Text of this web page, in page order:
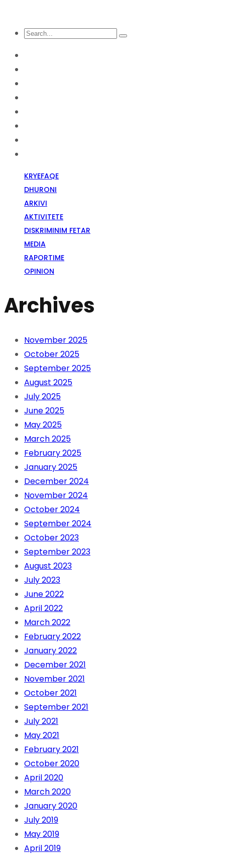
KRYEFAQE
DHURONI
ARKIVI
AKTIVITETE
DISKRIMINIM FETAR
MEDIA
RAPORTIME
OPINION
Archives
November 2025
October 2025
September 2025
August 2025
July 2025
June 2025
May 2025
March 2025
February 2025
January 2025
December 2024
November 2024
October 2024
September 2024
October 2023
September 2023
August 2023
July 2023
June 2022
April 2022
March 2022
February 2022
January 2022
December 2021
November 2021
October 2021
September 2021
July 2021
May 2021
February 2021
October 2020
April 2020
March 2020
January 2020
July 2019
May 2019
April 2019